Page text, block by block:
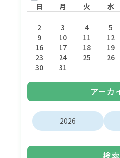
日
月 火 水
2
3 4 5
9
10 11 12
16
17 18 19
23
24 25 26
30
31
アーカ
2026
検索